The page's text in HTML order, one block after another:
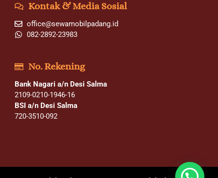
Kontak & Media Sosial
office@sewamobilpadang.id
082-2892-23983
No. Rekening
Bank Nagari a/n Desi Salma
2109-0210-1946-16
BSI a/n Desi Salma
720-3510-092